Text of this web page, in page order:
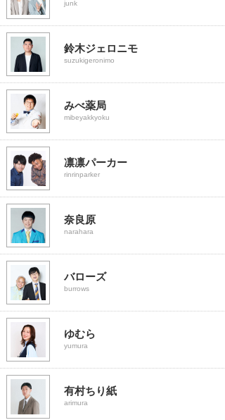
junk
鈴木ジェロニモ
suzukigeronimo
みべ薬局
mibeyakkyoku
凛凛パーカー
rinrinparker
奈良原
narahara
バローズ
burrows
ゆむら
yumura
有村ちり紙
arimura